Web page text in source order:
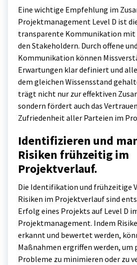
Eine wichtige Empfehlung im
Projektmanagement Level D ist
transparente Kommunikation mit
den Stakeholdern. Durch offene
Kommunikation können
Erwartungen klar definiert und
dem gleichen Wissensstand
trägt nicht nur zur effektiven
sondern fördert auch das
Zufriedenheit aller Parteien im
Identifizieren und
Risiken frühzeitig im
Projektverlauf.
Die Identifikation und frühzeitige
Risiken im Projektverlauf sind
Erfolg eines Projekts auf Level D
Projektmanagement. Indem
erkannt und bewertet werden,
Maßnahmen ergriffen werden,
Probleme zu minimieren oder zu